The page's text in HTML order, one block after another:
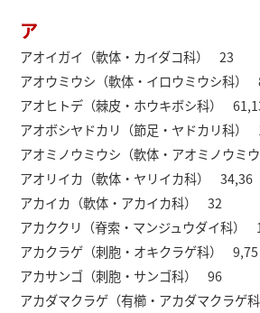
ア
アオイガイ（軟体・カイダコ科） 23
アオウミウシ（軟体・イロウミウシ科）
アオヒトデ（棘皮・ホウキボシ科）
アオボシヤドカリ（節足・ヤドカリ科）
アオミノウミウシ（軟体・アオミノウミ
アオリイカ（軟体・ヤリイカ科） 34,36
アカイカ（軟体・アカイカ科） 32
アカククリ（脊索・マンジュウダイ科）
アカクラゲ（刺胞・オキクラゲ科） 9,75
アカサンゴ（刺胞・サンゴ科） 96
アカダマクラゲ（有櫛・アカダマクラゲ